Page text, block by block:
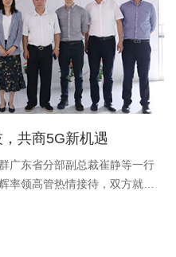
共商5G新机遇
广东省分部副总裁崔静等一行
率领高管热情接待，双方就企